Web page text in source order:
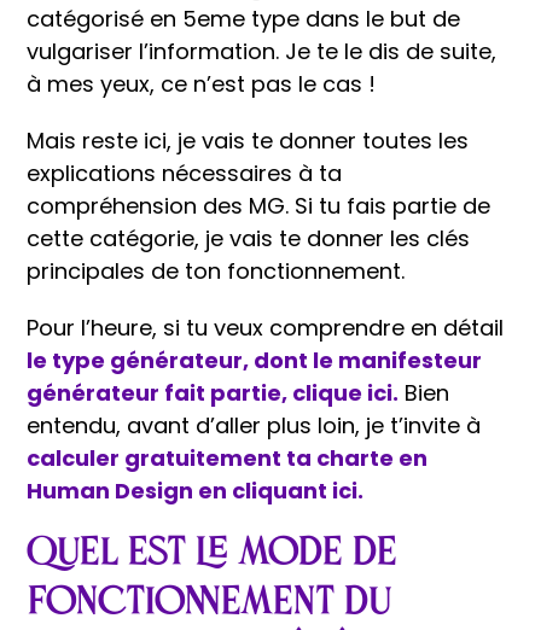
catégorisé en 5eme type dans le but de
vulgariser l’information. Je te le dis de suite,
à mes yeux, ce n’est pas le cas !
Mais reste ici, je vais te donner toutes les
explications nécessaires à ta
compréhension des MG. Si tu fais partie de
cette catégorie, je vais te donner les clés
principales de ton fonctionnement.
Pour l’heure, si tu veux comprendre en détail
le type générateur, dont le manifesteur
générateur fait partie, clique ici. Bien
entendu, avant d’aller plus loin, je t’invite à
calculer gratuitement ta charte en
Human Design en cliquant ici.
Quel est le mode de
fonctionnement du